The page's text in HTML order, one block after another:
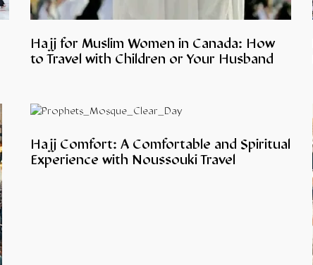
Hajj for Muslim Women in Canada: How
to Travel with Children or Your Husband
Hajj Comfort: A Comfortable and Spiritual
Experience with Noussouki Travel